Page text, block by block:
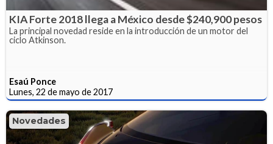
KIA Forte 2018 llega a México desde $240,900 pesos
La principal novedad reside en la introducción de un motor del
ciclo Atkinson.
Esaú Ponce
Lunes, 22 de mayo de 2017
Novedades